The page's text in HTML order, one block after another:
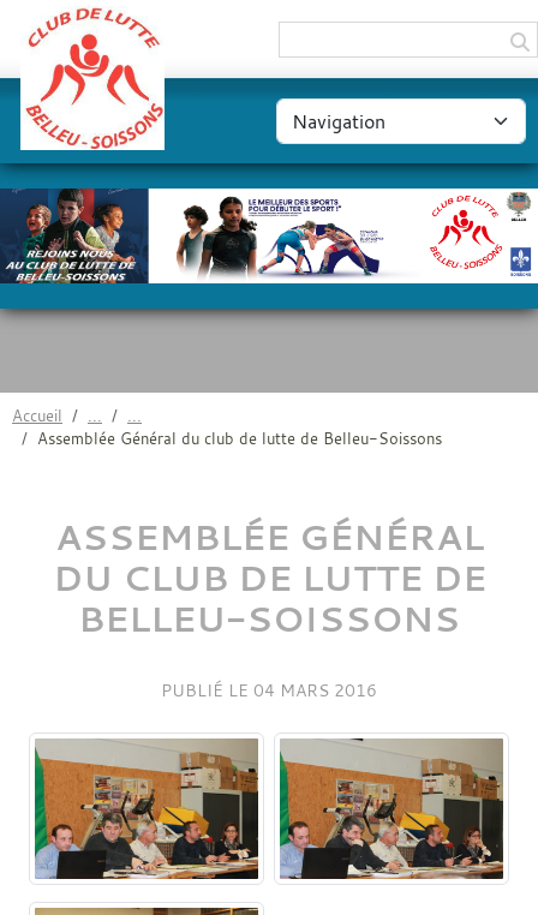
Accueil
Assemblée Général du club de lutte de Belleu-Soissons
ASSEMBLÉE GÉNÉRAL
DU CLUB DE LUTTE DE
BELLEU-SOISSONS
PUBLIÉ LE 04 MARS 2016
Panneau de gestion des cookies